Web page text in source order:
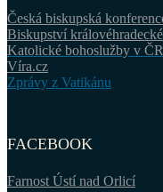
Česká biskupská
Biskupství královéhradecké
Katolické bohoslužby v ČR
Víra.cz
Zprávy z Vatikánu
FACEBOOK
Farnost Ústí nad Orlicí